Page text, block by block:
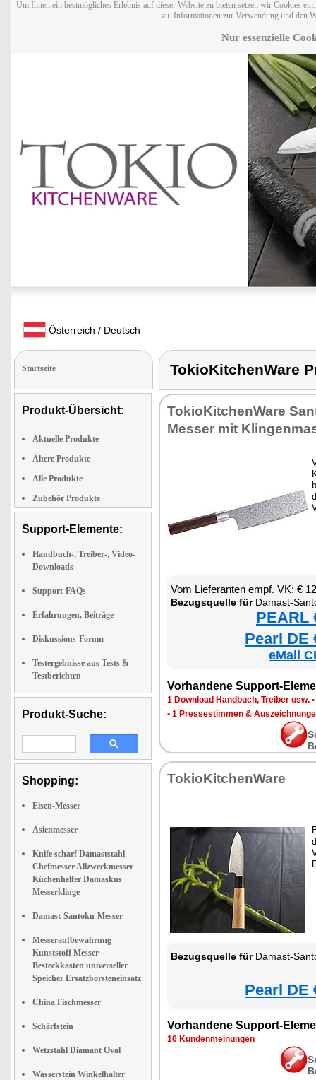
Um Ihnen ein bestmögliches Erlebnis auf dieser Website zu bieten setzen wir Cookies
zu. Informationen zur Verwendung und den
Nur essenzielle
Österreich / Deutsch
Startseite
Produkt-Übersicht:
Aktuelle Produkte
Ältere Produkte
Alle Produkte
Zubehör Produkte
Support-Elemente:
Handbuch-, Treiber-, Video-
Downloads
Support-FAQs
Erfahrungen, Beiträge
Diskussions-Forum
Testergebnisse aus Tests &
Testberichten
Produkt-Suche:
Shopping:
Eisen-Messer
Asienmesser
Knife scharf Damaststahl
Chefmesser Allzweckmesser
Küchenhelfer Damaskus
Messerklinge
Damast-Santoku-Messer
Messeraufbewahrung
Kunststoff Messer
Besteckkasten universeller
Speicher Ersatzborsteneinsatz
China Fischmesser
Schärfstein
Wetzstahl Diamant Oval
Wasserstein Winkelhalter
TokioKitchenWare
TokioKitchenWare
Messer mit
Vom Lieferanten empf. VK: €
Bezugsquelle fürDamast-
PEARL
Pearl DE
eMall
Vorhandene Support-
1 Download Handbuch, Treiber usw. •
• 1 Pressestimmen &
TokioKitchenWare
Bezugsquelle fürDamast-
Pearl DE
Vorhandene Support-
10 Kundenmeinungen